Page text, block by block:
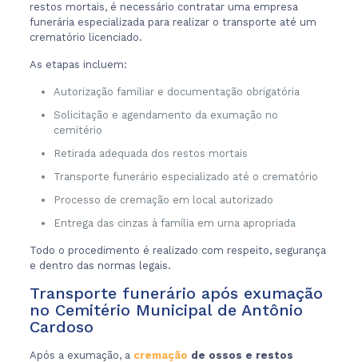
restos mortais, é necessário contratar uma empresa
funerária especializada para realizar o transporte até um
crematório licenciado.
As etapas incluem:
Autorização familiar e documentação obrigatória
Solicitação e agendamento da exumação no
cemitério
Retirada adequada dos restos mortais
Transporte funerário especializado até o crematório
Processo de cremação em local autorizado
Entrega das cinzas à família em urna apropriada
Todo o procedimento é realizado com respeito, segurança
e dentro das normas legais.
Transporte funerário após exumação
no Cemitério Municipal de Antônio
Cardoso
Após a exumação, a cremação de ossos e restos